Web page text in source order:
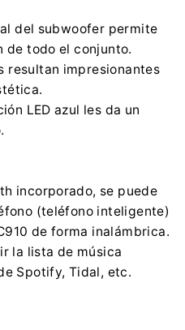
del subwoofer permite
de todo el conjunto.
resultan impresionantes
LED azul les da un
incorporado, se puede
(teléfono inteligente)
de forma inalámbrica.
la lista de música
Spotify, Tidal, etc.